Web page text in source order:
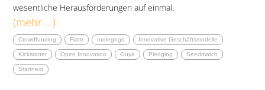
wesentliche Herausforderungen auf einmal.
(mehr …)
Crowdfunding Flattr Indiegogo Innovative Geschäftsmodelle
Kickstarter Open Innovation Ouya Pledging Seedmatch
Startnext